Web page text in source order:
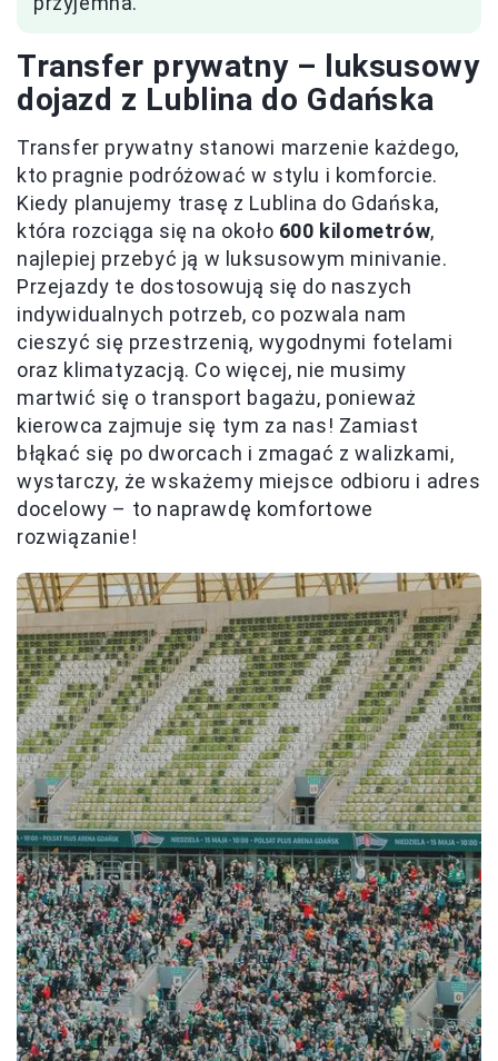
Transfer prywatny – luksusowy
dojazd z Lublina do Gdańska
Transfer prywatny stanowi marzenie każdego,
kto pragnie podróżować w stylu i komforcie.
Kiedy planujemy trasę z Lublina do Gdańska,
która rozciąga się na około 600 kilometrów,
najlepiej przebyć ją w luksusowym minivanie.
Przejazdy te dostosowują się do naszych
indywidualnych potrzeb, co pozwala nam
cieszyć się przestrzenią, wygodnymi fotelami
oraz klimatyzacją. Co więcej, nie musimy
martwić się o transport bagażu, ponieważ
kierowca zajmuje się tym za nas! Zamiast
błąkać się po dworcach i zmagać z walizkami,
wystarczy, że wskażemy miejsce odbioru i adres
docelowy – to naprawdę komfortowe
rozwiązanie!